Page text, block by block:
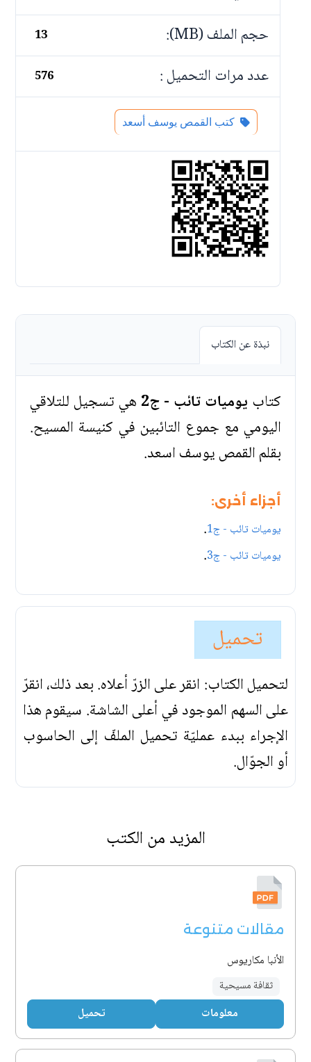
حجم الملف (MB): 13
عدد مرات التحميل : 576
كتب القمص يوسف أسعد
نبذة عن الكتاب
كتاب يوميات تائب - ج2 هي تسجيل للتلاقي
اليومي مع جموع التائبين في كنيسة المسيح.
بقلم القمص يوسف اسعد.
أجزاء أخرى:
يوميات تائب - ج1 .
يوميات تائب - ج3 .
تحميل
لتحميل الكتاب: انقر على الزرّ أعلاه. بعد ذلك، انقرّ
على السهم الموجود في أعلى الشاشة. سيقوم هذا
الإجراء ببدء عمليّة تحميل الملفّ إلى الحاسوب
أو الجوّال.
المزيد من الكتب
مقالات متنوعة
الأنبا مكاريوس
ثقافة مسيحية
معلومات تحميل